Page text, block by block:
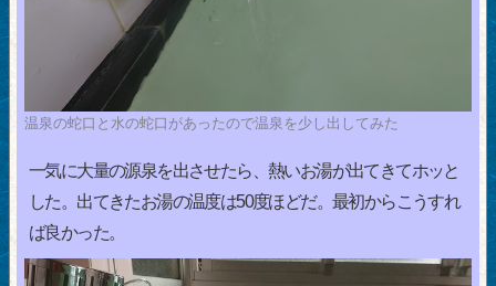
温泉の蛇口と水の蛇口があったので温泉を少し出してみた
一気に大量の源泉を出させたら、熱いお湯が出てきてホッと
した。出てきたお湯の温度は50度ほどだ。最初からこうすれ
ば良かった。